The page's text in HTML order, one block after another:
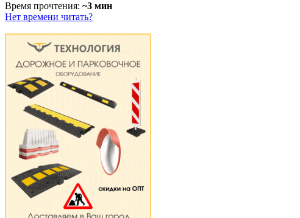
Время прочтения: ~3 мин
Нет времени читать?